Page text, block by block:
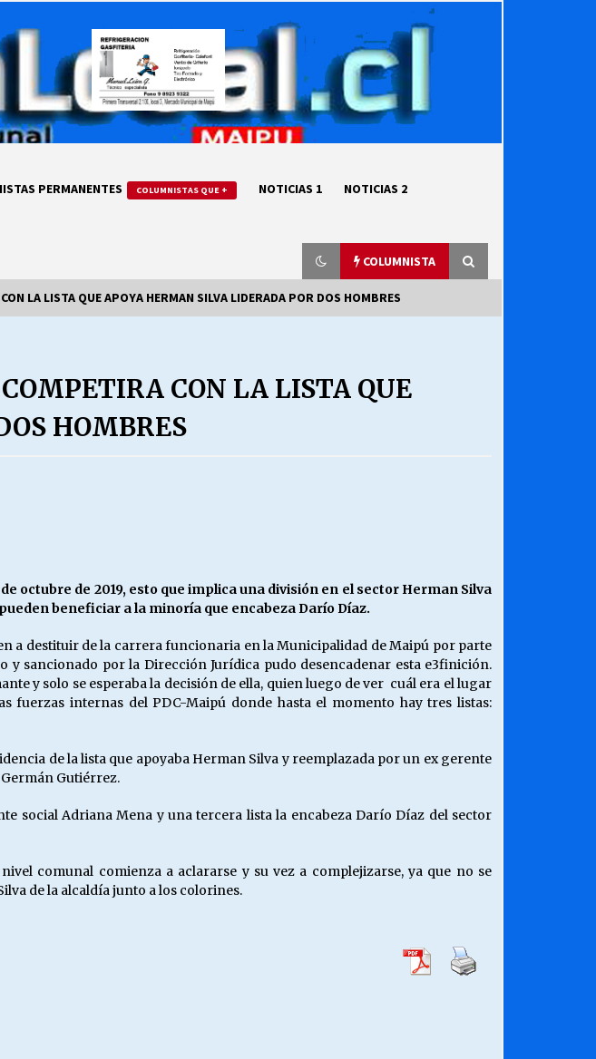
PERMANENTES COLUMNISTAS QUE + NOTICIAS 1 NOTICIAS 2
COLUMNISTA
HISTORIA
EL CUMPLEAÑOS 69
27/07/2026
doble sueldo? Chile y sus segmentos de la riqueza
LA LISTA QUE APOYA HERMAN SILVA LIDERADA POR DOS HOMBRES
CON LA LISTA QUE
HOMBRES
octubre de 2019, esto que implica una división en el sector Herman Silva
beneficiar a la minoría que encabeza Darío Díaz.
a destituir de la carrera funcionaria en la Municipalidad de Maipú por parte
sancionado por la Dirección Jurídica pudo desencadenar esta e3finición.
y solo se esperaba la decisión de ella, quien luego de ver cuál era el lugar
internas del PDC-Maipú donde hasta el momento hay tres listas:
de la lista que apoyaba Herman Silva y reemplazada por un ex gerente
Gutiérrez.
social Adriana Mena y una tercera lista la encabeza Darío Díaz del sector
comunal comienza a aclararse y su vez a complejizarse, ya que no se
de la alcaldía junto a los colorines.